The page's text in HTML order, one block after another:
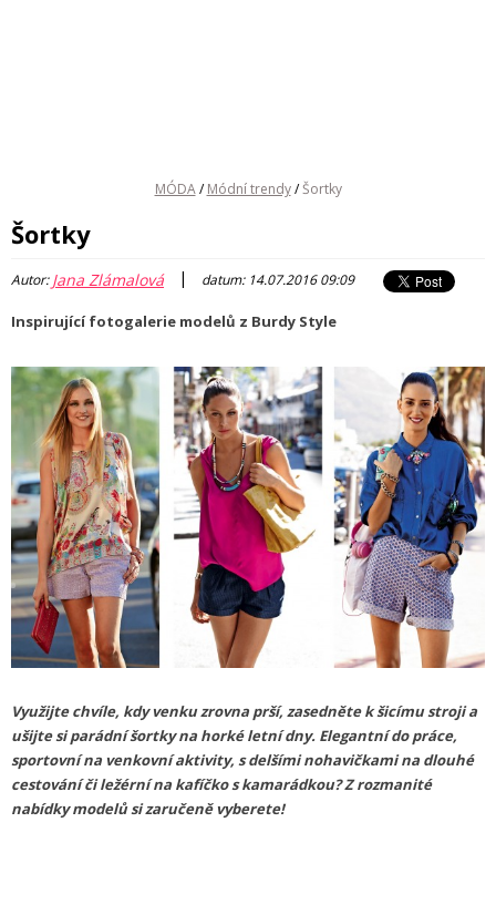
MÓDA / Módní trendy / Šortky
Šortky
Autor:Jana Zlámalová | datum: 14.07.2016 09:09
Inspirující fotogalerie modelů z Burdy Style
Využijte chvíle, kdy venku zrovna prší, zasedněte k šicímu stroji a
ušijte si parádní šortky na horké letní dny. Elegantní do práce,
sportovní na venkovní aktivity, s delšími nohavičkami na dlouhé
cestování či ležérní na kafíčko s kamarádkou? Z rozmanité
nabídky modelů si zaručeně vyberete!